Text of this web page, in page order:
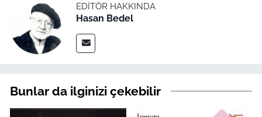
EDITÖR HAKKINDA
Hasan Bedel
Bunlar da ilginizi çekebilir